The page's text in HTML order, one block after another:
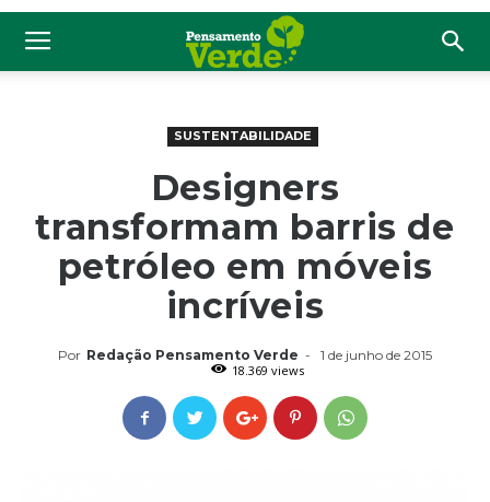
SUSTENTABILIDADE
Designers
transformam barris de
petróleo em móveis
incríveis
Por Redação Pensamento Verde -
1 de junho de 2015
18.369 views